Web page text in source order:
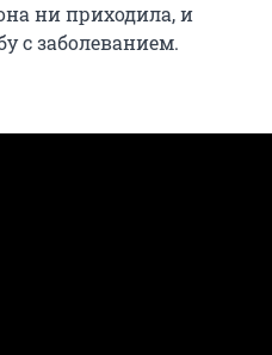
ни приходила, и
с заболеванием.